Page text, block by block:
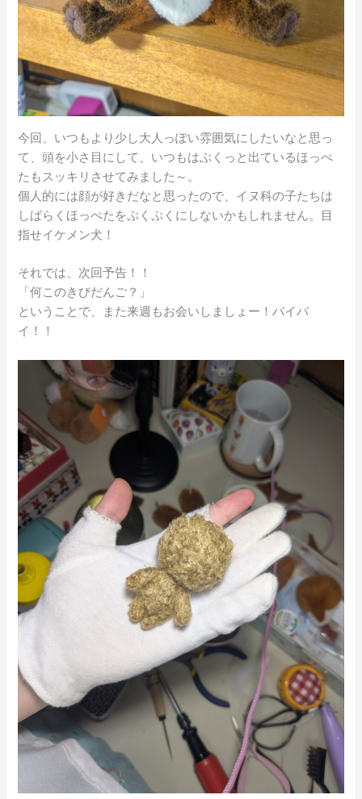
今回、いつもより少し大人っぽい雰囲気にしたいなと思っ
て、頭を小さ目にして、いつもはぷくっと出ているほっぺ
たもスッキリさせてみました～。
個人的には顔が好きだなと思ったので、イヌ科の子たちは
しばらくほっぺたをぷくぷくにしないかもしれません。目
指せイケメン犬！
それでは、次回予告！！
「何このきびだんご？」
ということで、また来週もお会いしましょー！バイバ
イ！！